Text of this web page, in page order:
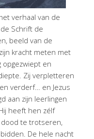
verhaal van de
Schrift de
beeld van de
kracht meten met
opgezwiept en
Zij verpletteren
verderf… en Jezus
aan zijn leerlingen
heeft hen zélf
te trotseren,
De hele nacht